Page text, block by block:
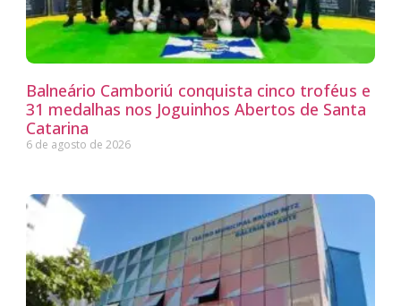
Balneário Camboriú conquista cinco troféus e
31 medalhas nos Joguinhos Abertos de Santa
Catarina
6 de agosto de 2026